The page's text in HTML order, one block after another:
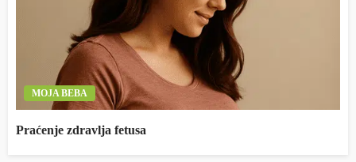
MOJA BEBA
Praćenje zdravlja fetusa